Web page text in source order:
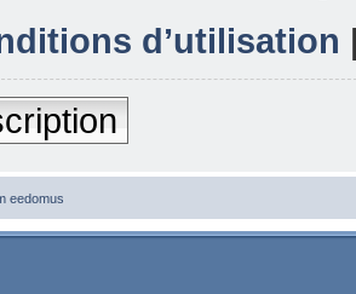
d’utilisation
eedomus